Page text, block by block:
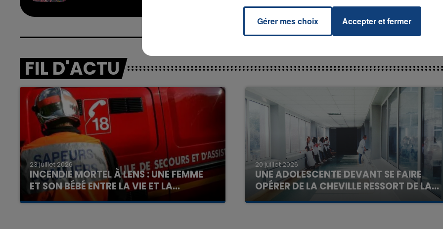
FIL D'ACTU
23 juillet 2026
INCENDIE MORTEL À LENS : UNE FEMME
ET SON BÉBÉ ENTRE LA VIE ET LA...
Un homme s'est immolé par le feu après avoir
20 juillet 2026
UNE ADOLESCENTE DEVANT SE FAIRE
OPÉRER DE LA CHEVILLE RESSORT DE LA...
La famille a porté plainte contre la clinique qui a
La Team du Week-end La Team du Week-end
Gérer mes choix Accepter et fermer